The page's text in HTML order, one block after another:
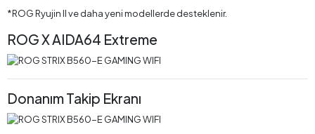
*ROG Ryujin II ve daha yeni modellerde desteklenir.
ROG X AIDA64 Extreme
Donanım Takip Ekranı